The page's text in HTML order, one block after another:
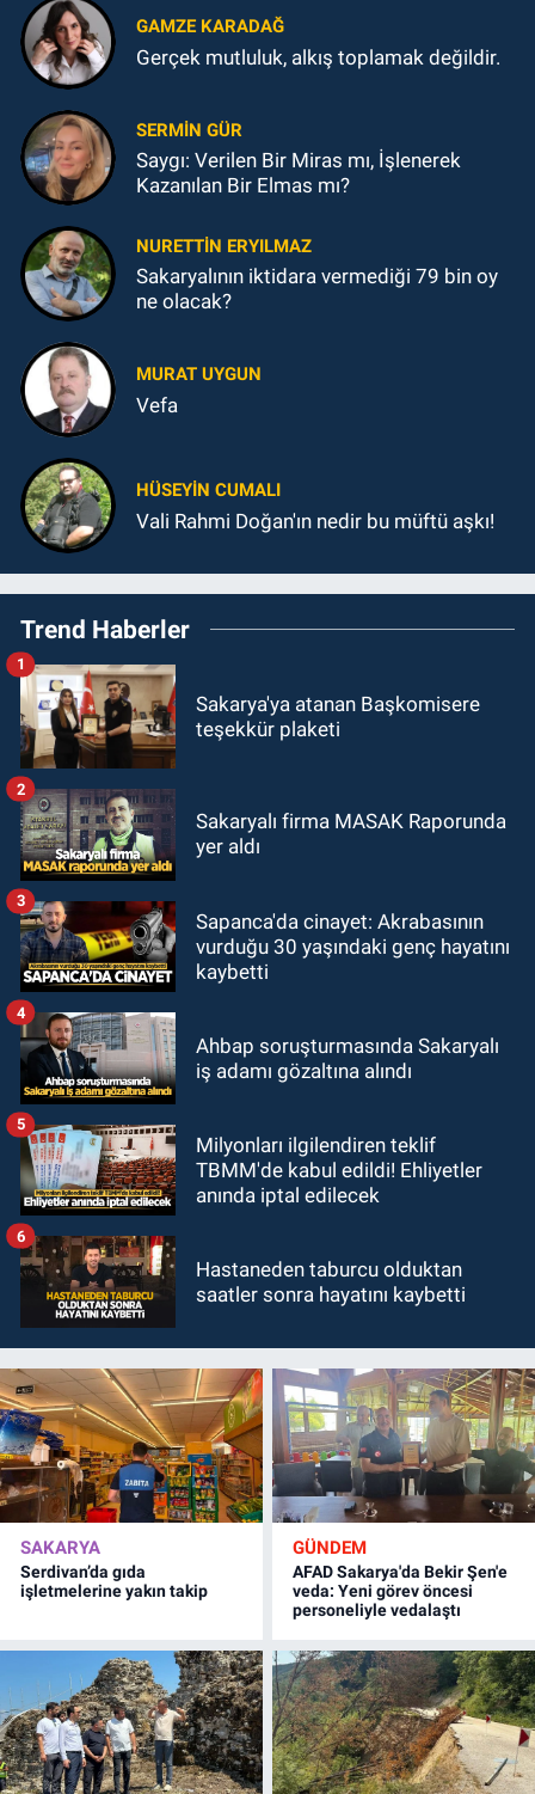
GAMZE KARADAĞ
Gerçek mutluluk, alkış toplamak değildir.
SERMIN GÜR
Saygı: Verilen Bir Miras mı, İşlenerek
Kazanılan Bir Elmas mı?
NURETTIN ERYILMAZ
Sakaryalının iktidara vermediği 79 bin oy
ne olacak?
MURAT UYGUN
Vefa
HÜSEYIN CUMALI
Vali Rahmi Doğan'ın nedir bu müftü aşkı!
Trend Haberler
Sakarya'ya atanan Başkomisere
teşekkür plaketi
1
Sakaryalı firma MASAK Raporunda
yer aldı
2
Sapanca'da cinayet: Akrabasının
vurduğu 30 yaşındaki genç hayatını
kaybetti
3
Ahbap soruşturmasında Sakaryalı
iş adamı gözaltına alındı
4
Milyonları ilgilendiren teklif
TBMM'de kabul edildi! Ehliyetler
anında iptal edilecek
5
Hastaneden taburcu olduktan
saatler sonra hayatını kaybetti
6
SAKARYA
Serdivan’da gıda
işletmelerine yakın takip
GÜNDEM
AFAD Sakarya'da Bekir Şen'e
veda: Yeni görev öncesi
personeliyle vedalaştı